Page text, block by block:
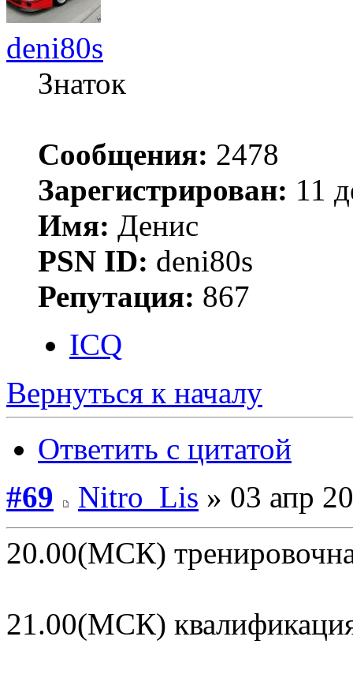
deni80s
Знаток
Сообщения: 2478
Зарегистрирован: 11
Имя: Денис
PSN ID: deni80s
Репутация: 867
ICQ
Вернуться к началу
Ответить с цитатой
#69
Nitro_Lis » 03 апр
20.00(МСК)
21.00(МСК)